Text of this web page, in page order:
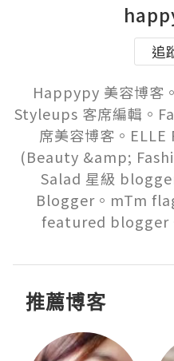
追
Happypy 美容博客
Styleups 客席編輯。
席美容博客。
(Beauty &amp;
Salad 星級
Blogger。mTm
featured blogger
推薦博客